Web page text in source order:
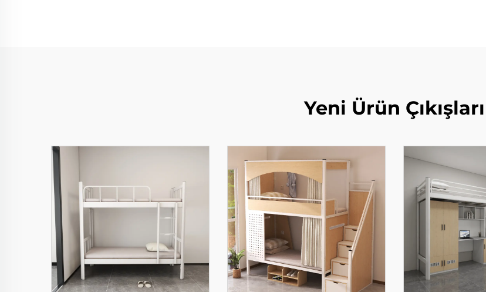
Yeni Ürün Çıkışları